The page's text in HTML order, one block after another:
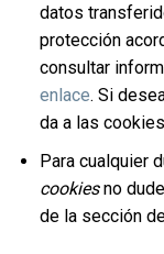
datos
protección
consultar
enlace. Si
da a las cookies
Para cualquier
cookiesno
de la sección